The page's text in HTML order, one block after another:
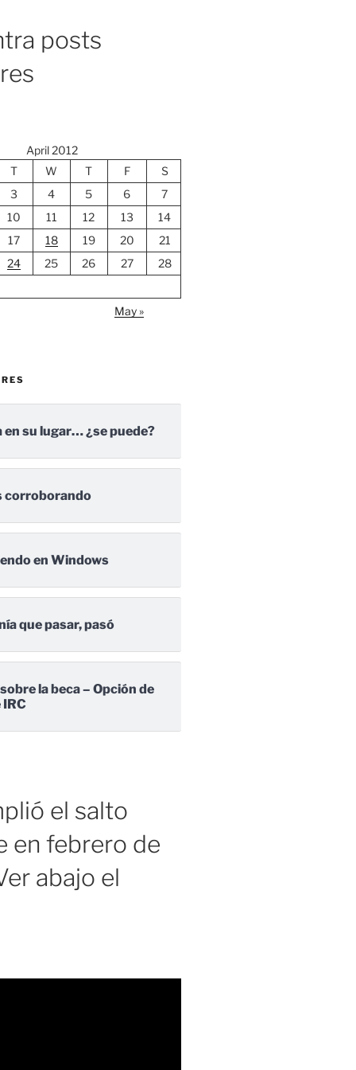
posts
April 2012
T W T F
S
3 4 5 6
7
10 11 12 13
14
17 18 19 20
21
24 25 26 27
28
May »
en su lugar… ¿se puede?
corroborando
en Windows
que pasar, pasó
la beca – Opción de
el salto
en febrero de
abajo el